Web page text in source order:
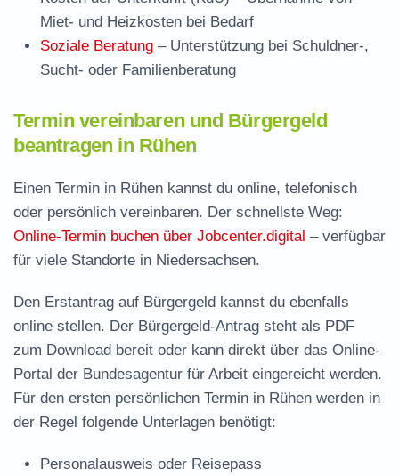
Miet- und Heizkosten bei Bedarf
Soziale Beratung – Unterstützung bei Schuldner-,
Sucht- oder Familienberatung
Termin vereinbaren und Bürgergeld
beantragen in Rühen
Einen Termin in Rühen kannst du online, telefonisch
oder persönlich vereinbaren. Der schnellste Weg:
Online-Termin buchen über Jobcenter.digital – verfügbar
für viele Standorte in Niedersachsen.
Den Erstantrag auf Bürgergeld kannst du ebenfalls
online stellen. Der Bürgergeld-Antrag steht als PDF
zum Download bereit oder kann direkt über das Online-
Portal der Bundesagentur für Arbeit eingereicht werden.
Für den ersten persönlichen Termin in Rühen werden in
der Regel folgende Unterlagen benötigt:
Personalausweis oder Reisepass